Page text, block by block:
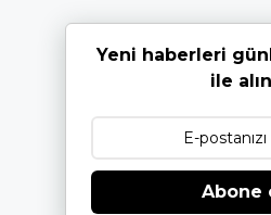
Yeni haberleri
ile
Abone